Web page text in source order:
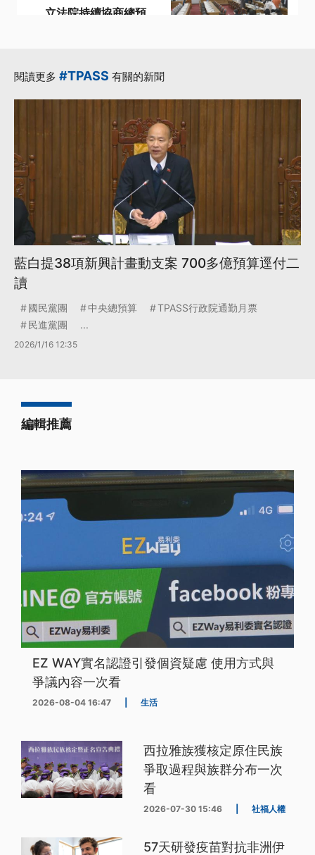
立法院持續協商總預
TaiwanPlus·公視 ·呼籲·
提案·民進黨立委·
閱讀更多 #TPASS 有關的新聞
藍白提38項新興計畫動支案 700多億預算逕付二
讀
國民黨團 中央總預算
TPASS行政院通勤月票
民進黨團
...
2026/1/16 12:35
編輯推薦
EZ WAY實名認證引發個資疑慮 使用方式與
爭議內容一次看
2026-08-04 16:47 生活
西拉雅族獲核定原住民族
爭取過程與族群分布一次
看
2026-07-30 15:46 社福人權
57天研發疫苗對抗非洲伊